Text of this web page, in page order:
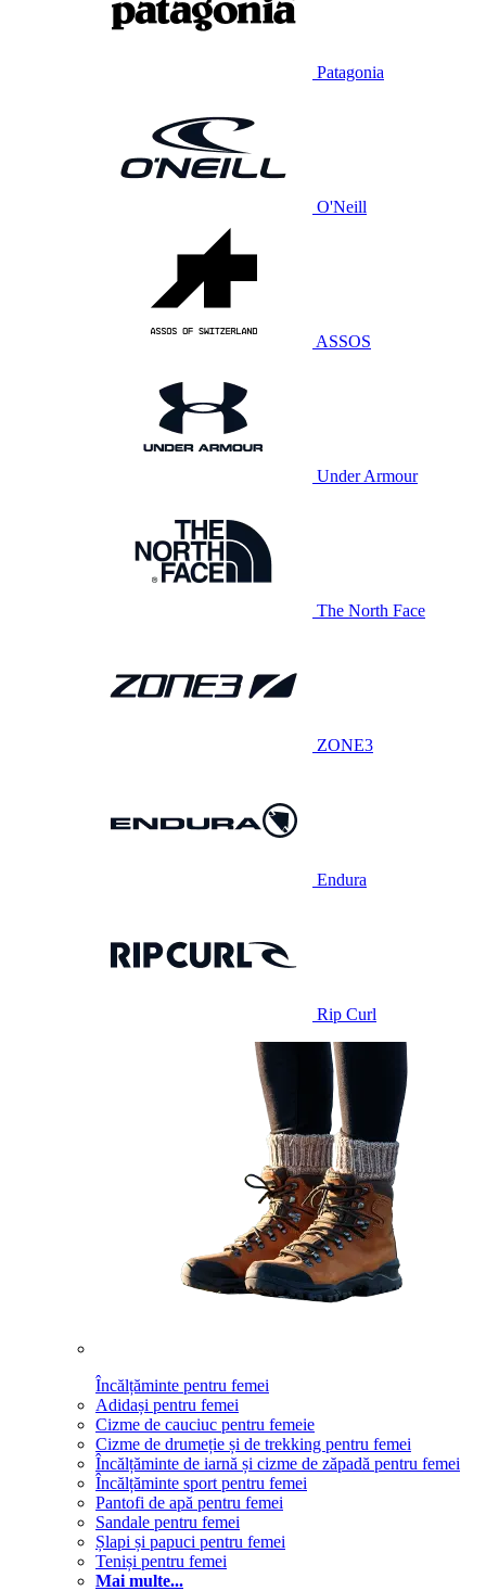
Patagonia
O'Neill
ASSOS
Under Armour
The North Face
ZONE3
Endura
Rip Curl
Încălțăminte pentru femei
Adidași pentru femei
Cizme de cauciuc pentru femeie
Cizme de drumeție și de trekking pentru femei
Încălțăminte de iarnă și cizme de zăpadă pentru femei
Încălțăminte sport pentru femei
Pantofi de apă pentru femei
Sandale pentru femei
Șlapi și papuci pentru femei
Teniși pentru femei
Mai multe...